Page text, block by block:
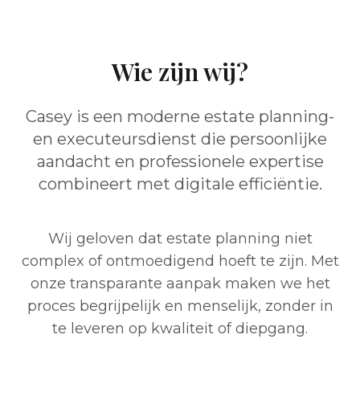
Wie zijn wij?
Casey is een moderne estate planning-
en executeursdienst die persoonlijke
aandacht en professionele expertise
combineert met digitale efficiëntie.
Wij geloven dat estate planning niet
complex of ontmoedigend hoeft te zijn. Met
onze transparante aanpak maken we het
proces begrijpelijk en menselijk, zonder in
te leveren op kwaliteit of diepgang.